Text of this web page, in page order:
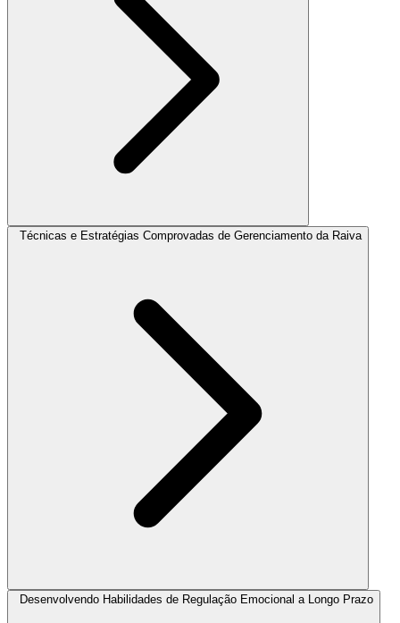
Técnicas e Estratégias Comprovadas de Gerenciamento da Raiva
Desenvolvendo Habilidades de Regulação Emocional a Longo Prazo